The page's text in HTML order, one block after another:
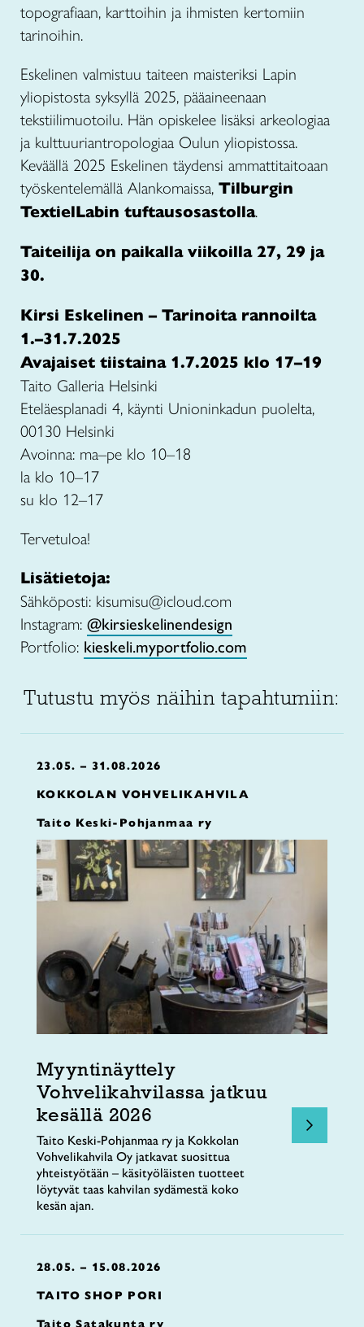
topografiaan, karttoihin ja ihmisten kertomiin
tarinoihin.
Eskelinen valmistuu taiteen maisteriksi Lapin
yliopistosta syksyllä 2025, pääaineenaan
tekstiilimuotoilu. Hän opiskelee lisäksi arkeologiaa
ja kulttuuriantropologiaa Oulun yliopistossa.
Keväällä 2025 Eskelinen täydensi ammattitaitoaan
työskentelemällä Alankomaissa, Tilburgin
TextielLabin tuftausosastolla.
Taiteilija on paikalla viikoilla 27, 29 ja
30.
Kirsi Eskelinen – Tarinoita rannoilta
1.–31.7.2025
Avajaiset tiistaina 1.7.2025 klo 17–19
Taito Galleria Helsinki
Eteläesplanadi 4, käynti Unioninkadun puolelta,
00130 Helsinki
Avoinna: ma–pe klo 10–18
la klo 10–17
su klo 12–17
Tervetuloa!
Lisätietoja:
Sähköposti: kisumisu@icloud.com
Instagram: @kirsieskelinendesign
Portfolio: kieskeli.myportfolio.com
Tutustu myös näihin tapahtumiin:
23.05. – 31.08.2026
KOKKOLAN VOHVELIKAHVILA
Taito Keski-Pohjanmaa ry
Myyntinäyttely
Vohvelikahvilassa jatkuu
kesällä 2026
Taito Keski-Pohjanmaa ry ja Kokkolan
Vohvelikahvila Oy jatkavat suosittua
yhteistyötään – käsityöläisten tuotteet
löytyvät taas kahvilan sydämestä koko
kesän ajan.
28.05. – 15.08.2026
TAITO SHOP PORI
Taito Satakunta ry